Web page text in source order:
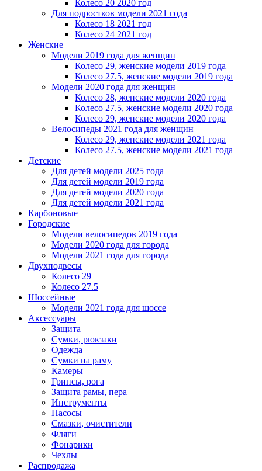
Колесо 20 2020 год
Для подростков модели 2021 года
Колесо 18 2021 год
Колесо 24 2021 год
Женскиe
Модели 2019 года для женщин
Колесо 29, женские модели 2019 года
Колесо 27.5, женские модели 2019 года
Модели 2020 года для женщин
Колесо 28, женские модели 2020 года
Колесо 27.5, женские модели 2020 года
Колесо 29, женские модели 2020 года
Велосипеды 2021 года для женщин
Колесо 29, женские модели 2021 года
Колесо 27.5, женские модели 2021 года
Детские
Для детей модели 2025 года
Для детей модели 2019 года
Для детей модели 2020 года
Для детей модели 2021 года
Карбоновые
Городские
Модели велосипедов 2019 года
Модели 2020 года для города
Модели 2021 года для города
Двухподвесы
Колесо 29
Колесо 27.5
Шоссейные
Модели 2021 года для шоссе
Аксессуары
Защита
Сумки, рюкзаки
Одежда
Сумки на раму
Камеры
Грипсы, рога
Защита рамы, пера
Инструменты
Насосы
Смазки, очистители
Фляги
Фонарики
Чехлы
Распродажа